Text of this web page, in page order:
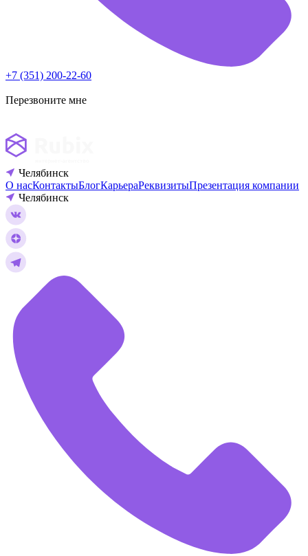
+7 (351) 200-22-60
Перезвоните мне
Челябинск
О насКонтактыБлогКарьераРеквизитыПрезентация компании
Челябинск